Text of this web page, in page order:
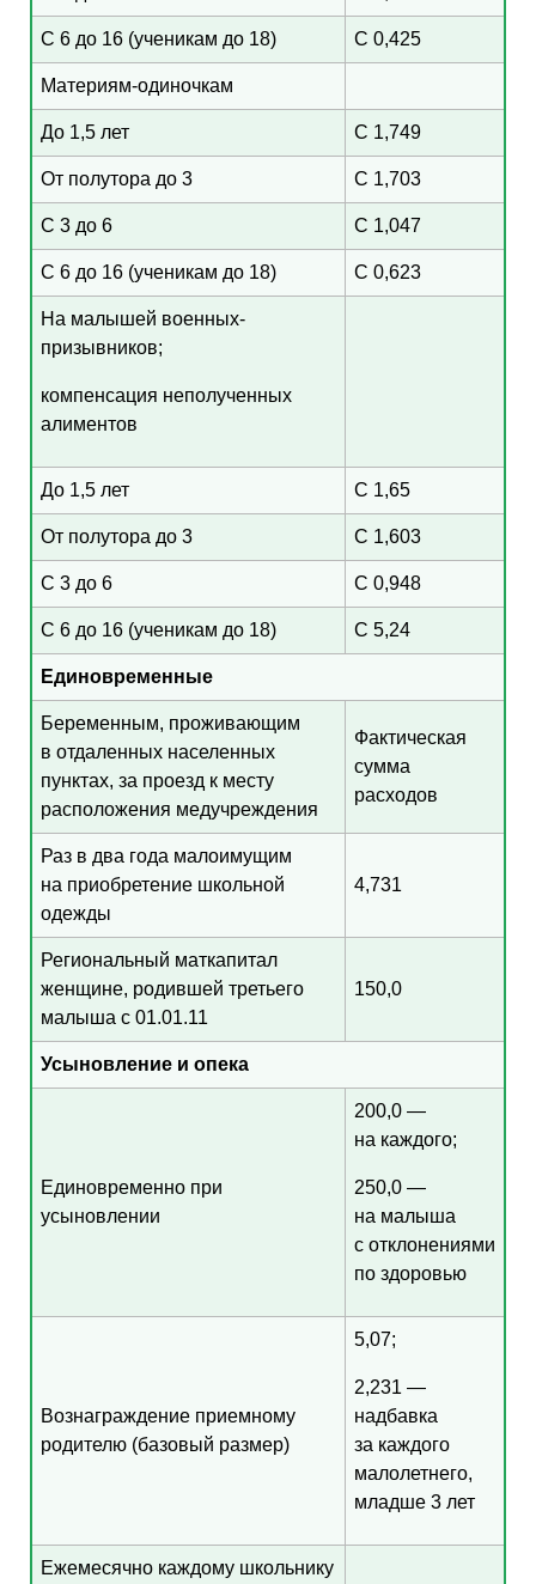
С 6 до 16 (ученикам до 18) С 0,425
Материям-одиночкам
До 1,5 лет С 1,749
От полутора до 3 С 1,703
С 3 до 6 С 1,047
С 6 до 16 (ученикам до 18) С 0,623
На малышей военных-
призывников;
компенсация неполученных
алиментов
До 1,5 лет С 1,65
От полутора до 3 С 1,603
С 3 до 6 С 0,948
С 6 до 16 (ученикам до 18) С 5,24
Единовременные
Беременным, проживающим
в отдаленных населенных
пунктах, за проезд к месту
расположения медучреждения
Фактическая
сумма
расходов
Раз в два года малоимущим
на приобретение школьной
одежды
4,731
Региональный маткапитал
женщине, родившей третьего
малыша с 01.01.11
150,0
Усыновление и опека
Единовременно при
усыновлении
200,0 —
на каждого;
250,0 —
на малыша
с отклонениями
по здоровью
Вознаграждение приемному
родителю (базовый размер)
5,07;
2,231 —
надбавка
за каждого
малолетнего,
младше 3 лет
Ежемесячно каждому школьнику